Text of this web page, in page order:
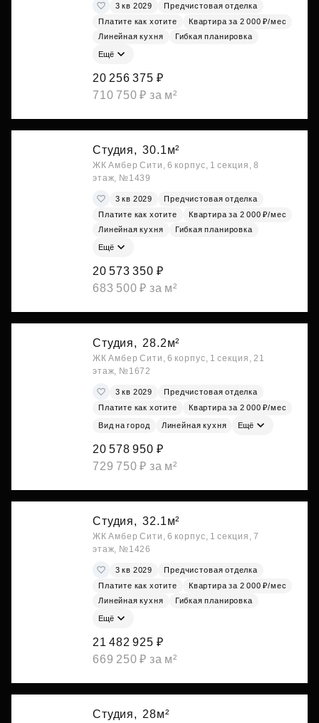
3 кв 2029
Предчистовая отделка
Платите как хотите
Квартира за 2 000 ₽/мес
Линейная кухня
Гибкая планировка
Ещё
20 256 375 ₽
710 750 ₽ за м²
Студия, 30.1м²
ЖК Амбер Сити, 6 корпус, 1 секция, 8
этаж, №1439
3 кв 2029
Предчистовая отделка
Платите как хотите
Квартира за 2 000 ₽/мес
Линейная кухня
Гибкая планировка
Ещё
20 573 350 ₽
683 500 ₽ за м²
Студия, 28.2м²
ЖК Амбер Сити, 6 корпус, 1 секция, 21
этаж, №1672
3 кв 2029
Предчистовая отделка
Платите как хотите
Квартира за 2 000 ₽/мес
Вид на город Линейная кухня Ещё
20 578 950 ₽
729 750 ₽ за м²
Студия, 32.1м²
ЖК Амбер Сити, 6 корпус, 1 секция, 7
этаж, №1426
3 кв 2029
Предчистовая отделка
Платите как хотите
Квартира за 2 000 ₽/мес
Линейная кухня
Гибкая планировка
Ещё
21 482 925 ₽
669 250 ₽ за м²
Студия, 28м²